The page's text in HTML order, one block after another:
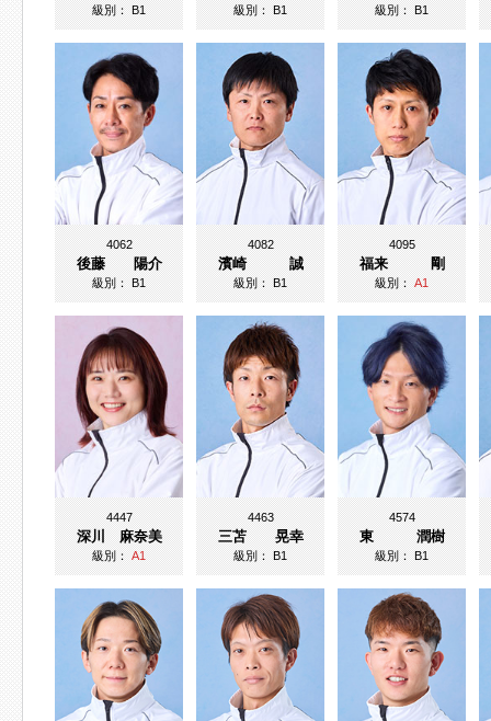
級別：B1 級別：B1 級別：B1
4062
後藤 陽介
級別：B1
4082
濱崎 誠
級別：B1
4095
福来 剛
級別：A1
4447
深川 麻奈美
級別：A1
4463
三苫 晃幸
級別：B1
4574
東 潤樹
級別：B1